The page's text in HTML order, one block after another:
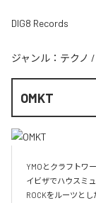
DIG8 Records
ジャンル： テクノ /
OMKT
YMOとクラフトワ
イビザでハウスミ
ROCKをルーツと